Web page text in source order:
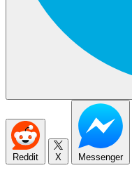
Reddit X Messenger